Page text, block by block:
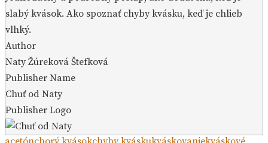
slabý kvások. Ako spoznať chyby kvásku, keď je chlieb
vlhký.
Author
Naty Žúreková Štefková
Publisher Name
Chuť od Naty
Publisher Logo